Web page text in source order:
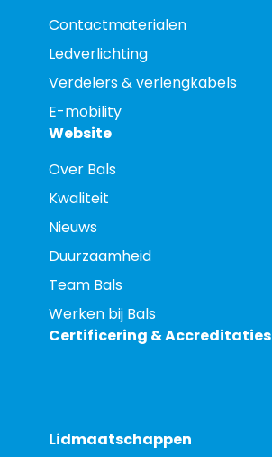
Contactmaterialen
Ledverlichting
Verdelers & verlengkabels
E-mobility
Website
Over Bals
Kwaliteit
Nieuws
Duurzaamheid
Team Bals
Werken bij Bals
Certificering & Accreditaties
Lidmaatschappen